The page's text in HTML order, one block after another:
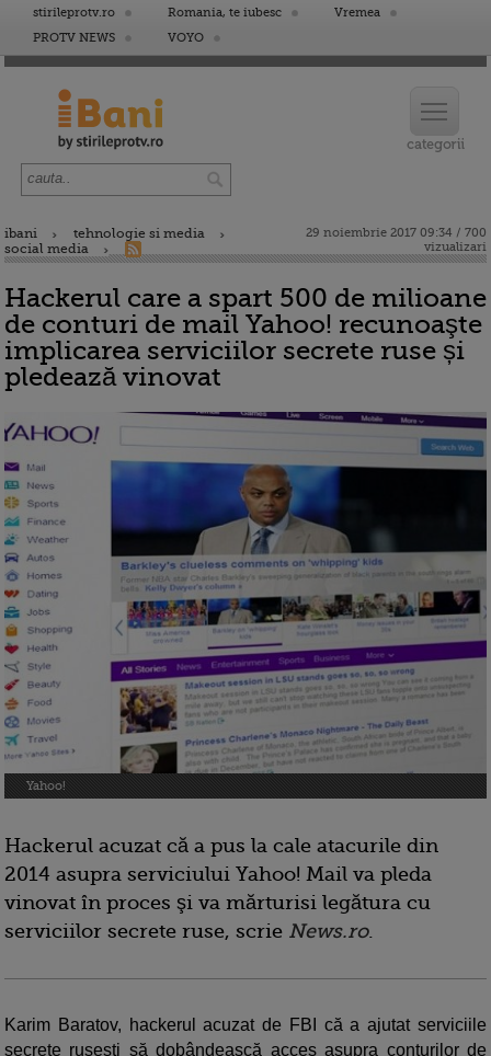
stirileprotv.ro Romania, te iubesc
Vremea
PROTV NEWS
VOYO
ibani
tehnologie si media
social media
29 noiembrie 2017 09:34 / 700
vizualizari
Hackerul care a spart 500 de milioane
de conturi de mail Yahoo! recunoaşte
implicarea serviciilor secrete ruse și
pledează vinovat
Yahoo!
Hackerul acuzat că a pus la cale atacurile din
2014 asupra serviciului Yahoo! Mail va pleda
vinovat în proces şi va mărturisi legătura cu
serviciilor secrete ruse, scrie News.ro.
Karim Baratov, hackerul acuzat de FBI că a ajutat serviciile
secrete ruseşti să dobândească acces asupra conturilor de